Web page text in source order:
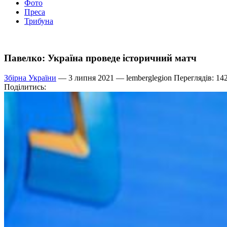
Фото
Преса
Трибуна
Павелко: Україна проведе історичний матч
Збірна України — 3 липня 2021 — lemberglegion Переглядів:
Поділитись: